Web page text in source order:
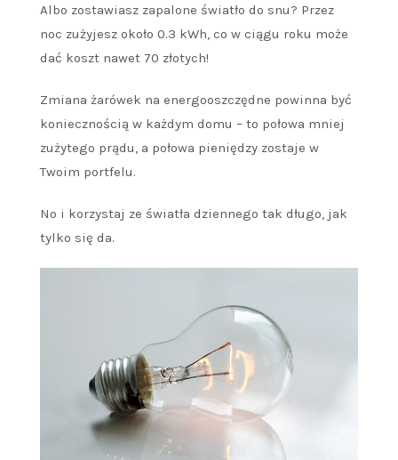
Albo zostawiasz zapalone światło do snu? Przez
noc zużyjesz około 0.3 kWh, co w ciągu roku może
dać koszt nawet 70 złotych!
Zmiana żarówek na energooszczędne powinna być
koniecznością w każdym domu – to połowa mniej
zużytego prądu, a połowa pieniędzy zostaje w
Twoim portfelu.
No i korzystaj ze światła dziennego tak długo, jak
tylko się da.